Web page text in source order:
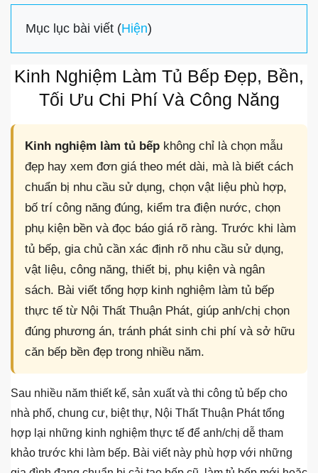
Mục lục bài viết (Hiện)
Kinh Nghiệm Làm Tủ Bếp Đẹp, Bền,
Tối Ưu Chi Phí Và Công Năng
Kinh nghiệm làm tủ bếp không chỉ là chọn mẫu
đẹp hay xem đơn giá theo mét dài, mà là biết cách
chuẩn bị nhu cầu sử dụng, chọn vật liệu phù hợp,
bố trí công năng đúng, kiểm tra điện nước, chọn
phụ kiện bền và đọc báo giá rõ ràng. Trước khi làm
tủ bếp, gia chủ cần xác định rõ nhu cầu sử dụng,
vật liệu, công năng, thiết bị, phụ kiện và ngân
sách. Bài viết tổng hợp kinh nghiệm làm tủ bếp
thực tế từ Nội Thất Thuận Phát, giúp anh/chị chọn
đúng phương án, tránh phát sinh chi phí và sở hữu
căn bếp bền đẹp trong nhiều năm.
Sau nhiều năm thiết kế, sản xuất và thi công tủ bếp cho
nhà phố, chung cư, biệt thự, Nội Thất Thuận Phát tổng
hợp lại những kinh nghiệm thực tế để anh/chị dễ tham
khảo trước khi làm bếp. Bài viết này phù hợp với những